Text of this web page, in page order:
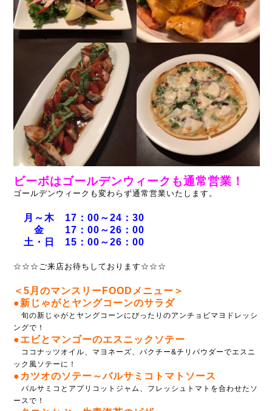
ビーボはゴールデンウィークも通常営業！
ゴールデンウィークも変わらず通常営業いたします。
月～木 17：00～24：30
金 17：00～26：00
土・日 15：00～26：00
☆☆☆ご来店お待ちしております☆☆☆
＜5月のマンスリーFOODメニュー＞
●新じゃがとヤングコーンのサラダ
旬の新じゃがとヤングコーンにぴったりのアンチョビマヨドレッシ
ングで！
●エビとマンゴーのエスニックソテー
ココナッツオイル、マヨネーズ、パクチー&チリパウダーでエスニ
ック風ソテーに！
●カツオのソテー～バルサミコトマトソース
バルサミコとアプリコットジャム、フレッシュトマトを合わせたソ
ースで！